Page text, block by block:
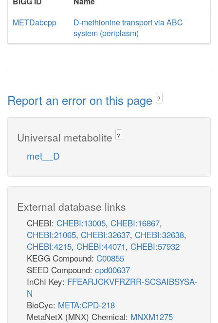
METDabcpp
D-methionine transport via ABC
system (periplasm)
Report an error on this page ?
Universal metabolite ?
met__D
External database links
CHEBI: CHEBI:13005, CHEBI:16867,
CHEBI:21065, CHEBI:32637, CHEBI:32638,
CHEBI:4215, CHEBI:44071, CHEBI:57932
KEGG Compound: C00855
SEED Compound: cpd00637
InChI Key: FFEARJCKVFRZRR-SCSAIBSYSA-
N
BioCyc: META:CPD-218
MetaNetX (MNX) Chemical: MNXM1275